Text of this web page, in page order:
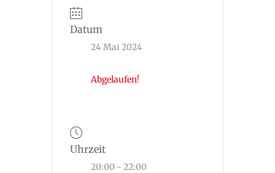
Datum
24 Mai 2024
Abgelaufen!
Uhrzeit
20:00 - 22:00